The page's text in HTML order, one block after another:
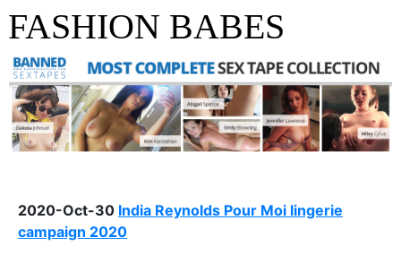
FASHION BABES
2020-Oct-30 India Reynolds Pour Moi lingerie
campaign 2020